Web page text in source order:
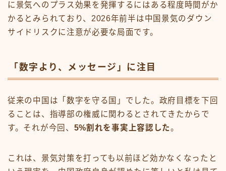
に景気へのプラス効果を発揮するにはある程度時間がか
かるとみられており、2026年前半は中国景気のダウン
サイドリスクに注意が必要な局面です。
「数字より、メッセージ」に注目
従来の中国は「数字を守る国」でした。政府目標を下回
ることは、指導部の権威に関わるとされてきたからで
す。それが今回、 5%割れを事実上容認した。
これは、景気対策を打っても以前ほど効かなくなったと